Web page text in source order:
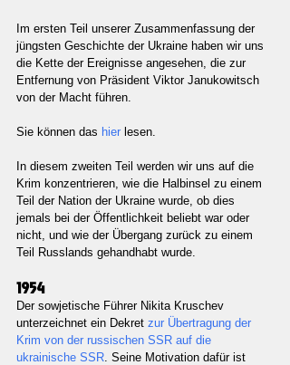
Im ersten Teil unserer Zusammenfassung der
jüngsten Geschichte der Ukraine haben wir uns
die Kette der Ereignisse angesehen, die zur
Entfernung von Präsident Viktor Janukowitsch
von der Macht führen.
Sie können das hier lesen.
In diesem zweiten Teil werden wir uns auf die
Krim konzentrieren, wie die Halbinsel zu einem
Teil der Nation der Ukraine wurde, ob dies
jemals bei der Öffentlichkeit beliebt war oder
nicht, und wie der Übergang zurück zu einem
Teil Russlands gehandhabt wurde.
1954
Der sowjetische Führer Nikita Kruschev
unterzeichnet ein Dekret zur Übertragung der
Krim von der russischen SSR auf die
ukrainische SSR. Seine Motivation dafür ist